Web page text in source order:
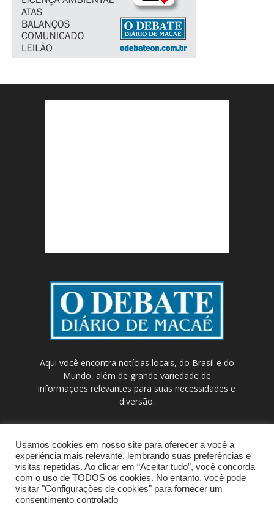
Aqui você encontra notícias locais, do Brasil e do
Mundo, além de grande variedade de
informações relevantes para suas necessidades e
diversão.
Contato:contato@odebateon.com.br /
comercia@odebateon.com.br
Usamos cookies em nosso site para oferecer a você a
experiência mais relevante, lembrando suas preferências e
visitas repetidas. Ao clicar em “Aceitar tudo”, você concorda
com o uso de TODOS os cookies. No entanto, você pode
visitar "Configurações de cookies" para fornecer um
consentimento controlado